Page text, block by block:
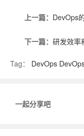
上一篇： DevOps
下一篇： 研发效率
Tag： DevOps
一起分享吧